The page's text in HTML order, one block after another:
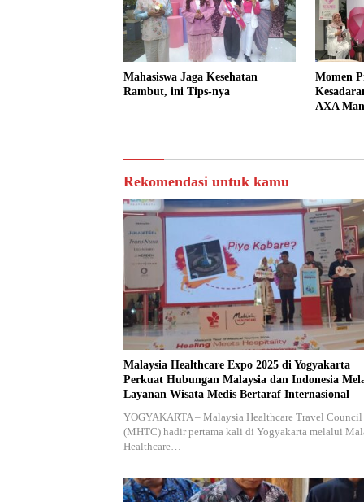
Mahasiswa Jaga Kesehatan
Rambut, ini Tips-nya
Momen
AXA
Rekomendasi untuk kamu
Malaysia Healthcare Expo 2025 di Yogyakarta
Perkuat Hubungan Malaysia dan Indonesia
Layanan Wisata Medis Bertaraf Internasional
YOGYAKARTA – Malaysia Healthcare Travel Council
(MHTC) hadir pertama kali di Yogyakarta melalui
Healthcare…